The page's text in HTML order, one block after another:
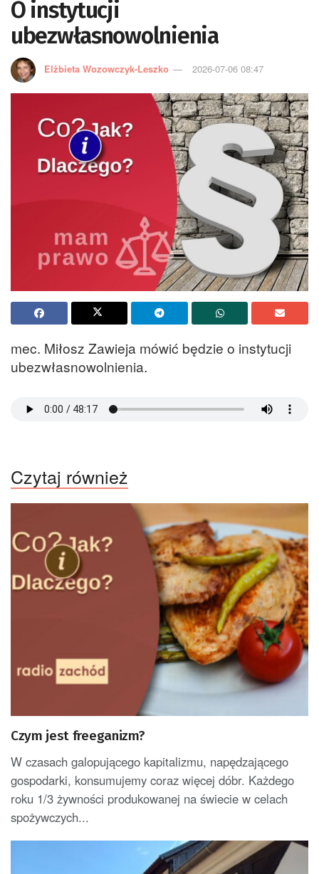
O instytucji
ubezwłasnowolnienia
Elżbieta Wozowczyk-Leszko 2026-07-06 08:47
mec. Miłosz Zawieja mówić będzie o instytucji
ubezwłasnowolnienia.
Czytaj również
Czym jest freeganizm?
W czasach galopującego kapitalizmu, napędzającego
gospodarki, konsumujemy coraz więcej dóbr. Każdego
roku 1/3 żywności produkowanej na świecie w celach
spożywczych...